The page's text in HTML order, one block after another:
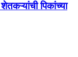
पिकांच्या